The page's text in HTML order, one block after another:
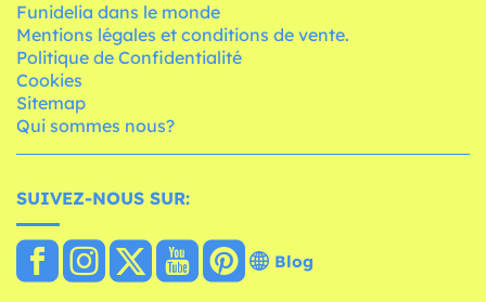
Funidelia dans le monde
Mentions légales et conditions de vente.
Politique de Confidentialité
Cookies
Sitemap
Qui sommes nous?
SUIVEZ-NOUS SUR:
Blog